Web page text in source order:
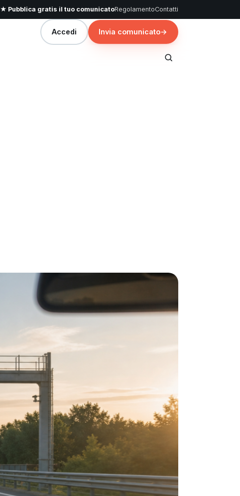
★ Pubblica gratis il tuo comunicatoRegolamentoContatti
Accedi Invia comunicato→